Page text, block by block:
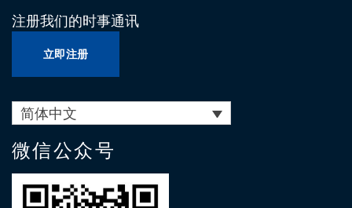
注册我们的时事通讯
立即注册
简体中文
微信公众号